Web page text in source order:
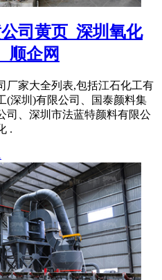
公司黄页_深圳氧化
顺企网
厂家大全列表,包括江石化工有
(深圳)有限公司、国泰颜料集
司、深圳市法蓝特颜料有限公
.